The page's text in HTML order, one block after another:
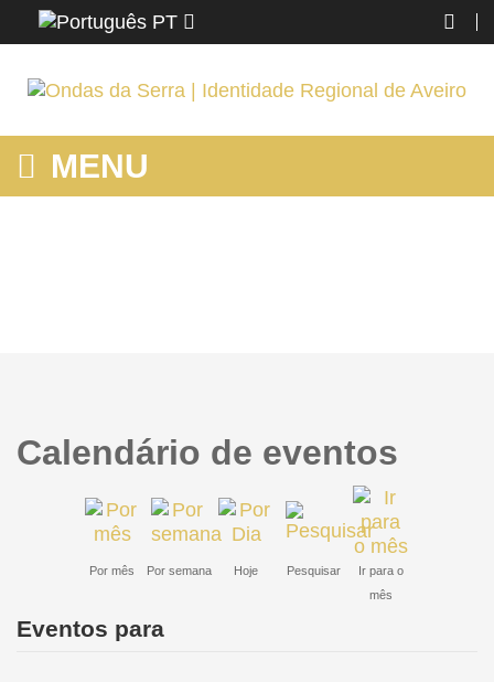
PT
MENU
Calendário de eventos
Por mês Por semana Hoje Pesquisar
Ir para o
mês
Eventos para